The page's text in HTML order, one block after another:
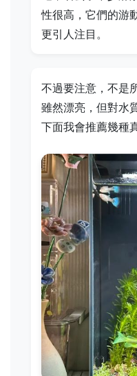
性很高，它們的游
更引人注目。
不過要注意，不是
雖然漂亮，但對水
下面我會推薦幾種